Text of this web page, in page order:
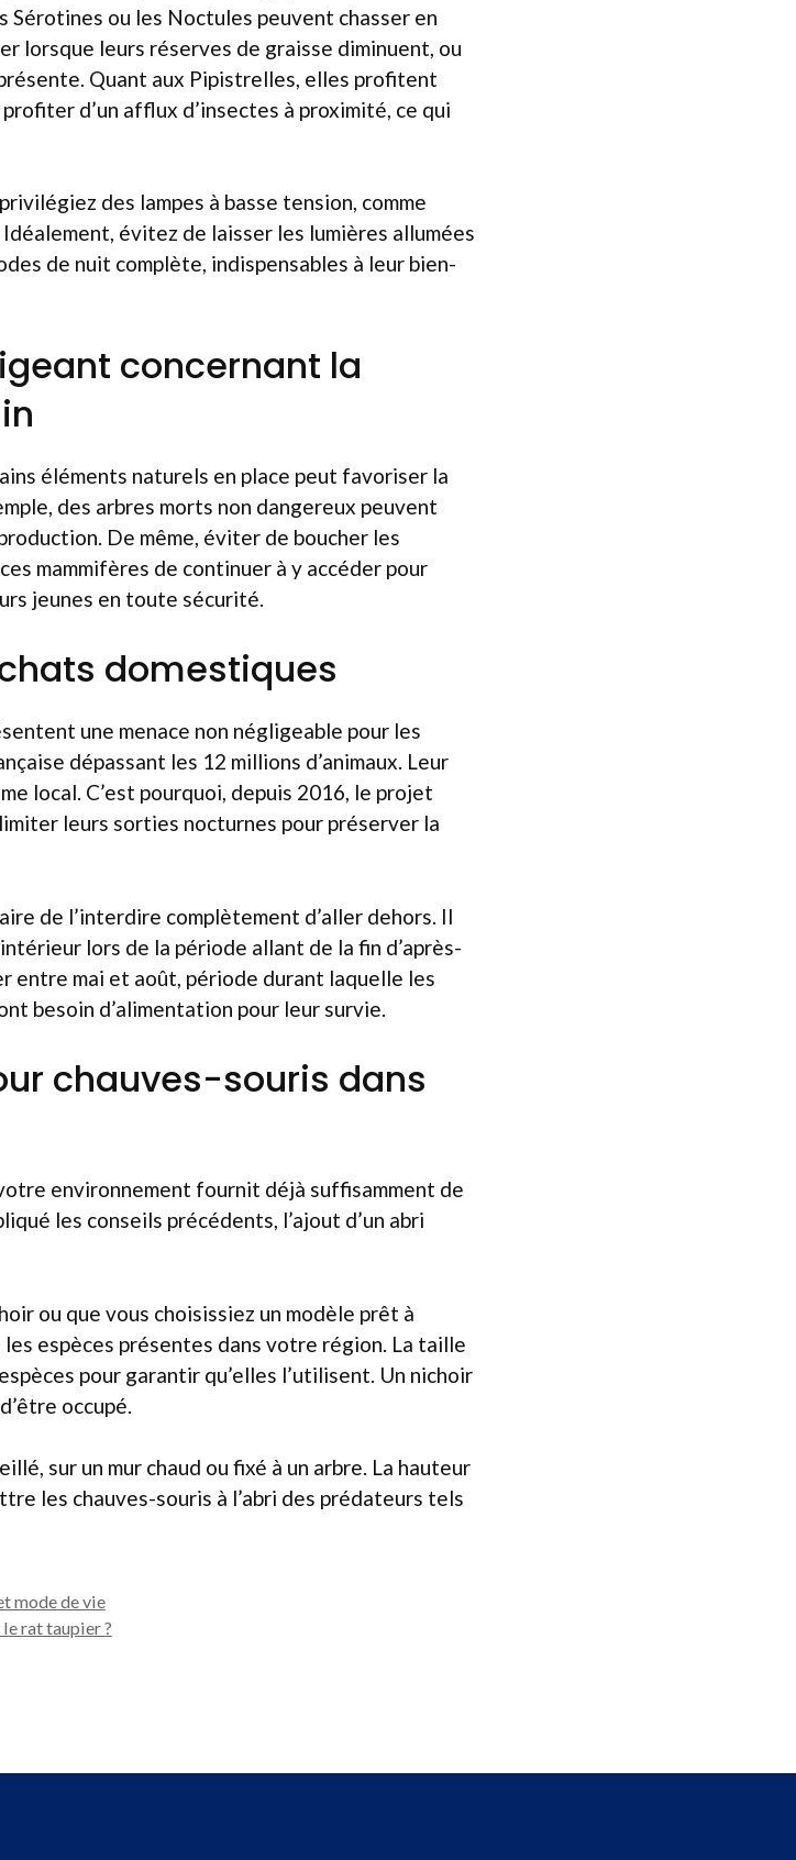
Sérotines ou les Noctules peuvent chasser en
lorsque leurs réserves de graisse diminuent, ou
Quant aux Pipistrelles, elles profitent
d’un afflux d’insectes à proximité, ce qui
des lampes à basse tension, comme
évitez de laisser les lumières allumées
de nuit complète, indispensables à leur bien-
concernant la
éléments naturels en place peut favoriser la
des arbres morts non dangereux peuvent
De même, éviter de boucher les
mammifères de continuer à y accéder pour
jeunes en toute sécurité.
domestiques
une menace non négligeable pour les
dépassant les 12 millions d’animaux. Leur
local. C’est pourquoi, depuis 2016, le projet
leurs sorties nocturnes pour préserver la
de l’interdire complètement d’aller dehors. Il
lors de la période allant de la fin d’après-
entre mai et août, période durant laquelle les
besoin d’alimentation pour leur survie.
chauves-souris dans
environnement fournit déjà suffisamment de
les conseils précédents, l’ajout d’un abri
ou que vous choisissiez un modèle prêt à
espèces présentes dans votre région. La taille
pour garantir qu’elles l’utilisent. Un nichoir
occupé.
sur un mur chaud ou fixé à un arbre. La hauteur
les chauves-souris à l’abri des prédateurs tels
mode de vie
rat taupier ?